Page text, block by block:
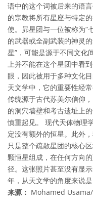
语中的这个词被后来的语
的宗教将所有星座与特定
使。昴星团与一位被称为“
的武器或全副武装的神灵
星”，可能是源于不同文化
上并不能在这个星团中看
眼，因此被用于多种文化
天文学中，它的重要性经
传统源于古代苏美尔信仰
的洞穴墙壁和考古遗址上
慎重起见。 现代天体物理
定没有额外的恒星。此外
只是整个疏散星团的核心
颗恒星组成，在任何方向
径。这张照片甚至没有显
年，从天文学的角度来说是
来源： Mohamed Usama/